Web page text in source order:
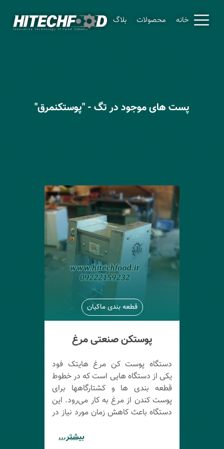
خانه محصولات بلاگ
پست های موجود در تگ - "پوستکنمرق"
قطعه بندی ماکیان
پوستکن صنعتی مرغ
دستگاه پوست کن مرغ هایتک فود
یکی از دستگاه هایی است که در خطوط
قطعه بندی ها و کشتارگاهها برای
پوست کندن از مرغ به کار می‌رود. این
دستگاه باعث کاهش زمان مورد نیاز در
افزایش کیفیت گوشت می‌شود. برخی
بیشتر...